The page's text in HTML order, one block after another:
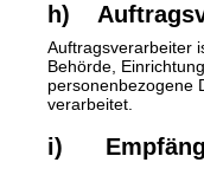
h)
Auftragsverarbeiter
Behörde,
personenbezogene
verarbeitet.
i)